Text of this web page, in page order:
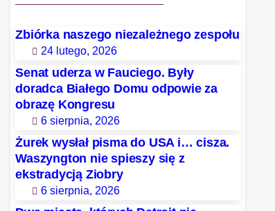
Zbiórka naszego niezależnego zespołu
24 lutego, 2026
Senat uderza w Fauciego. Były
doradca Białego Domu odpowie za
obrazę Kongresu
6 sierpnia, 2026
Żurek wysłał pisma do USA i… cisza.
Waszyngton nie spieszy się z
ekstradycją Ziobry
6 sierpnia, 2026